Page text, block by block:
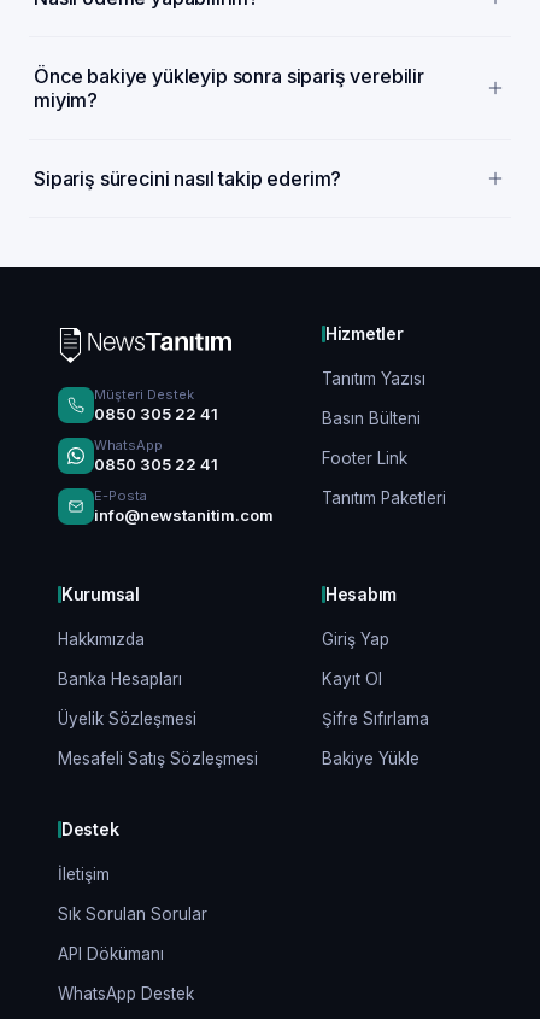
Önce bakiye yükleyip sonra sipariş verebilir
miyim?
Sipariş sürecini nasıl takip ederim?
Müşteri Destek
0850 305 22 41
WhatsApp
0850 305 22 41
E-Posta
info@newstanitim.com
Hizmetler
Tanıtım Yazısı
Basın Bülteni
Footer Link
Tanıtım Paketleri
Kurumsal
Hakkımızda
Banka Hesapları
Üyelik Sözleşmesi
Mesafeli Satış Sözleşmesi
Hesabım
Giriş Yap
Kayıt Ol
Şifre Sıfırlama
Bakiye Yükle
Destek
İletişim
Sık Sorulan Sorular
API Dökümanı
WhatsApp Destek